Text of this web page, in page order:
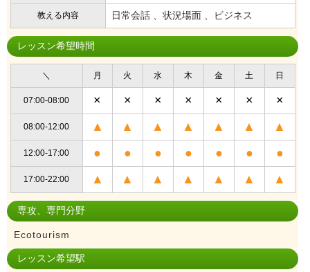
教える内容 日常会話 、状況場面 、ビジネス
レッスン希望時間
＼ 月 火 水 木 金 土 日
07:00-08:00 × × × × × × ×
08:00-12:00 ▲ ▲ ▲ ▲ ▲ ▲ ▲
12:00-17:00 ● ● ● ● ● ● ●
17:00-22:00 ▲ ▲ ▲ ▲ ▲ ▲ ▲
専攻、専門分野
Ecotourism
レッスン希望駅